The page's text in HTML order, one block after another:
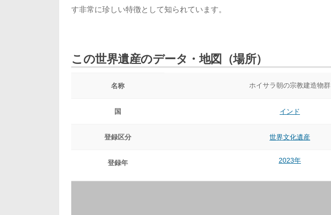
す非常に珍しい特徴として知られています。
この世界遺産のデータ・地図（場所）
名称 ホイサラ朝の宗教建造物群
国 インド
登録区分 世界文化遺産
登録年 2023年